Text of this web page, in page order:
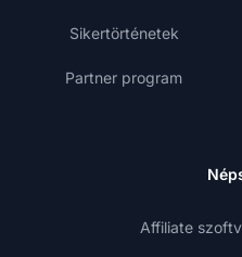
Sikertörténetek
Partner program
Affiliate